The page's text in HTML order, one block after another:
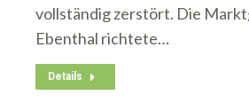
vollständig zerstört. Die
Ebenthal richtete…
Details